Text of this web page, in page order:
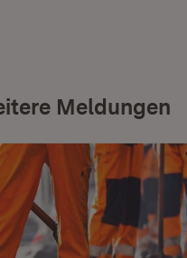
Meldungen